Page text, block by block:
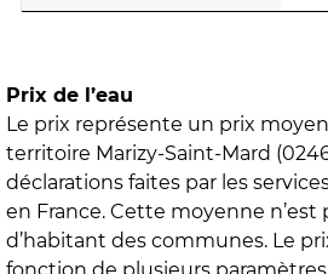
Prix de l’eau
Le prix représente un prix
territoire Marizy-Saint-Mard
déclarations faites par les
en France. Cette moyenne
d’habitant des communes. Le